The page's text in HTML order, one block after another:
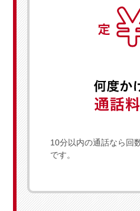
10分以内の通話なら回
です。